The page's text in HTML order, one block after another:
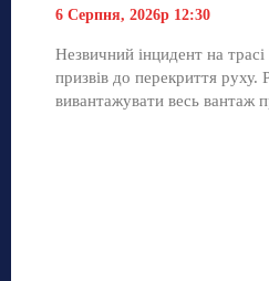
6 Серпня, 2026р 12:30
Незвичний інцидент на
призвів до перекриття руху.
вивантажувати весь вантаж